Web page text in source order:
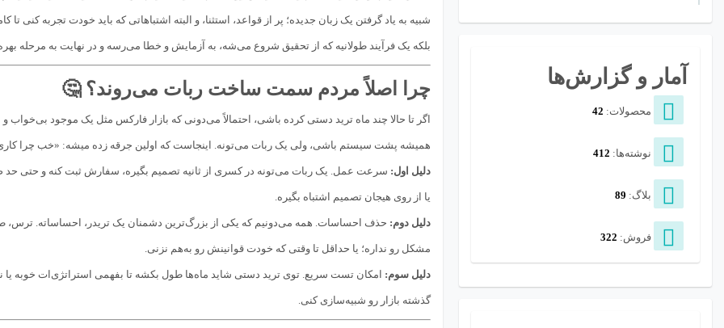
آمار و گزارش‌ها
محصولات: 42
نوشته‌ها: 412
بلاگ: 89
فروش: 322
شبیه به یاد گرفتن یک زبان جدیده؛ پر از قواعد، استثنا، و البته اشتباهاتی که باید خودت تجربه
بلکه یک فرآیند طولانیه که از تحقیق شروع می‌شه، به آزمایش و خطا می‌رسه و در نهایت به مرحله
چرا اصلاً مردم سمت ساخت ربات می‌روند؟ 🤔
همیشه پشت سیستم باشی، ولی یک ربات می‌تونه. اینجاست که اولین جرقه زده میشه: «خب چرا
دلیل اول:
یا از روی هیجان تصمیم اشتباه بگیره.
دلیل دوم: حذف احساسات. همه می‌دونیم که یکی از بزرگ‌ترین دشمنان یک تریدر، احساساته.
مشکل رو نداره؛ یا حداقل تا وقتی که خودت قوانینش رو به‌هم نزنی.
دلیل سوم: امکان تست سریع. توی ترید دستی شاید ماه‌ها طول بکشه تا بفهمی استراتژی‌ات خوبه
گذشته بازار رو شبیه‌سازی کنی.